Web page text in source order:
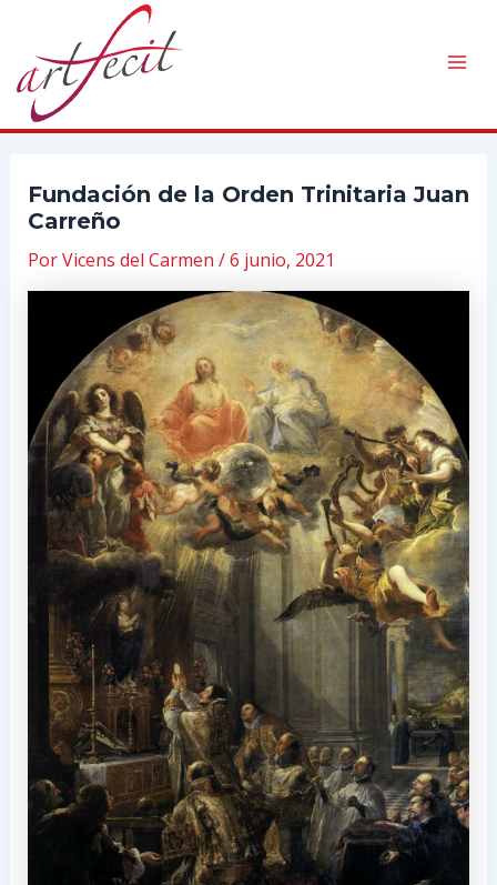
contenido
Fundación de la Orden Trinitaria Juan
Carreño
PorVicens del Carmen /6 junio, 2021